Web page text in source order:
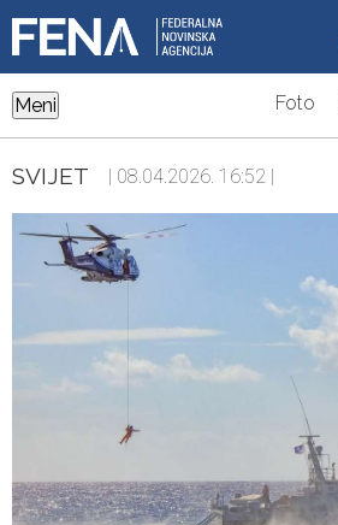
Meni Foto
SVIJET | 08.04.2026. 16:52 |